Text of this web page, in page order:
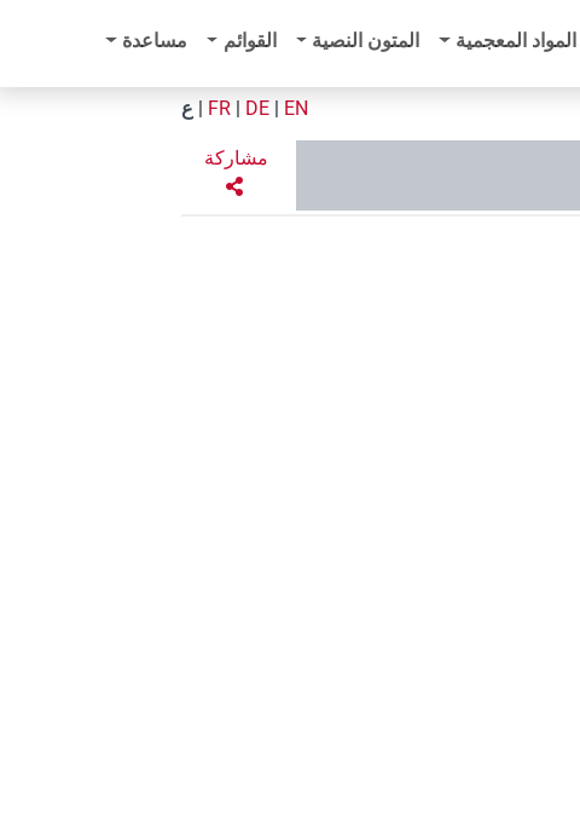
المعجمية المتون النصية القوائم مساعدة
EN
DE
FR ع
مشاركة